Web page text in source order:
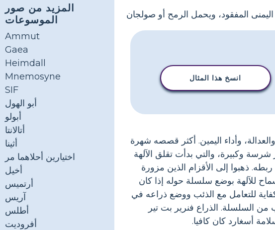
المزيد من صور
الموسوعات
Ammut
Gaea
Heimdall
Mnemosyne
SIF
أبو الهول
أبولو
أتالانتا
أثينا
اختيارين أحلاهما مر
أخيل
أرتميس
آريس
أطلس
أفروديت
انسخ هذا المثال
وأداء اليمين. أكثر قصصه شهرة
شرسة وكبيرة، والتي بدأت تقلق الآلهة
ذهبوا إلى الأقزام الذين مزورة
للآلهة بوضع سلسلة حوله إذا كان
للتعامل مع الذئب ووضع ذراعه في
من السلسلة. الذراع فنرير بت تير
أسغارد كان كافيا.